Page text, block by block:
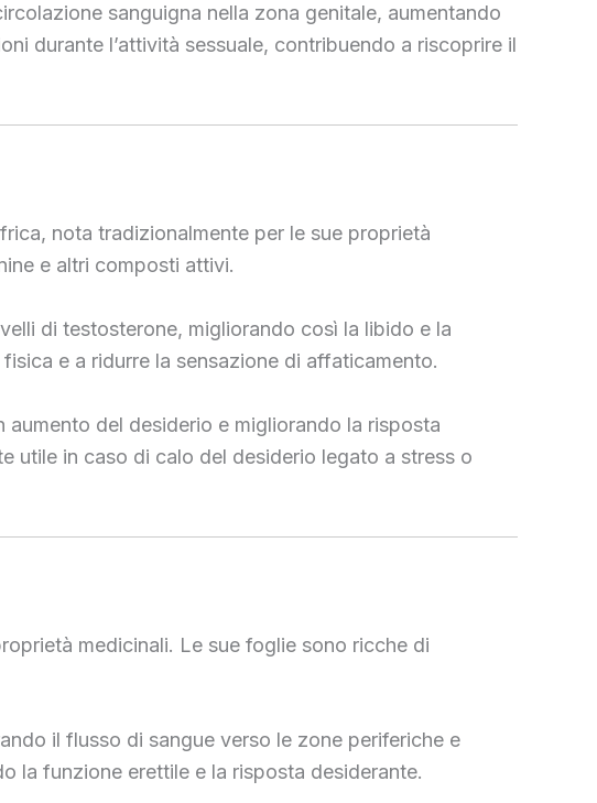
sanguigna nella zona genitale, aumentando
durante l’attività sessuale, contribuendo a riscoprire il
nota tradizionalmente per le sue proprietà
e altri composti attivi.
di testosterone, migliorando così la libido e la
e a ridurre la sensazione di affaticamento.
del desiderio e migliorando la risposta
utile in caso di calo del desiderio legato a stress o
medicinali. Le sue foglie sono ricche di
il flusso di sangue verso le zone periferiche e
la funzione erettile e la risposta desiderante.